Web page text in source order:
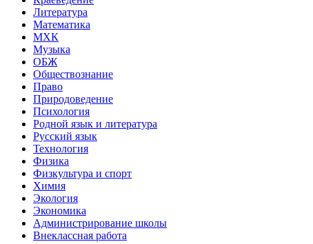
Литература
Математика
МХК
Музыка
ОБЖ
Обществознание
Право
Природоведение
Психология
Родной язык и литература
Русский язык
Технология
Физика
Физкультура и спорт
Химия
Экология
Экономика
Администрирование школы
Внеклассная работа